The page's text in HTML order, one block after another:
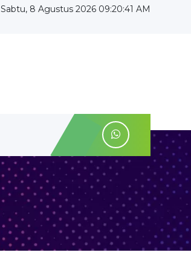
Sabtu, 8 Agustus 2026 09:20:42 AM